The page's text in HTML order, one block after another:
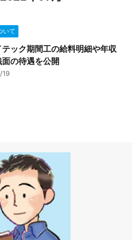
いて
テック期間工の給料明細や年収
の待遇を公開
19